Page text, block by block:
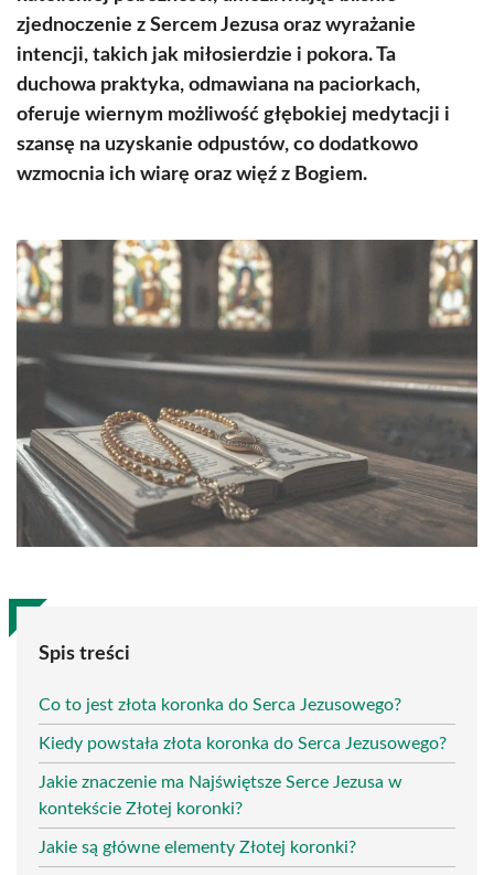
zjednoczenie z Sercem Jezusa oraz wyrażanie
intencji, takich jak miłosierdzie i pokora. Ta
duchowa praktyka, odmawiana na paciorkach,
oferuje wiernym możliwość głębokiej medytacji i
szansę na uzyskanie odpustów, co dodatkowo
wzmocnia ich wiarę oraz więź z Bogiem.
Spis treści
Co to jest złota koronka do Serca Jezusowego?
Kiedy powstała złota koronka do Serca Jezusowego?
Jakie znaczenie ma Najświętsze Serce Jezusa w
kontekście Złotej koronki?
Jakie są główne elementy Złotej koronki?